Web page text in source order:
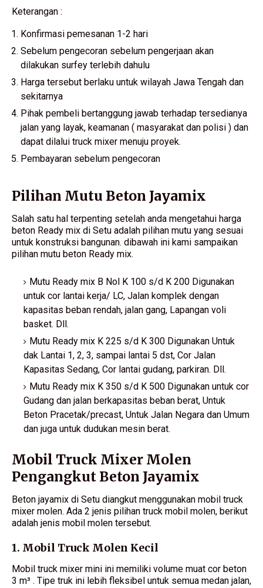
Keterangan :
Konfirmasi pemesanan 1-2 hari
Sebelum pengecoran sebelum pengerjaan akan
dilakukan surfey terlebih dahulu
Harga tersebut berlaku untuk wilayah Jawa Tengah dan
sekitarnya
Pihak pembeli bertanggung jawab terhadap tersedianya
jalan yang layak, keamanan ( masyarakat dan polisi ) dan
dapat dilalui truck mixer menuju proyek.
Pembayaran sebelum pengecoran
Pilihan Mutu Beton Jayamix
Salah satu hal terpenting setelah anda mengetahui harga
beton Ready mix di Setu adalah pilihan mutu yang sesuai
untuk konstruksi bangunan. dibawah ini kami sampaikan
pilihan mutu beton Ready mix.
Mutu Ready mix B Nol K 100 s/d K 200 Digunakan
untuk cor lantai kerja/ LC, Jalan komplek dengan
kapasitas beban rendah, jalan gang, Lapangan voli
basket. Dll.
Mutu Ready mix K 225 s/d K 300 Digunakan Untuk
dak Lantai 1, 2, 3, sampai lantai 5 dst, Cor Jalan
Kapasitas Sedang, Cor lantai gudang, parkiran. Dll.
Mutu Ready mix K 350 s/d K 500 Digunakan untuk cor
Gudang dan jalan berkapasitas beban berat, Untuk
Beton Pracetak/precast, Untuk Jalan Negara dan Umum
dan juga untuk dudukan mesin berat.
Mobil Truck Mixer Molen
Pengangkut Beton Jayamix
Beton jayamix di Setu diangkut menggunakan mobil truck
mixer molen. Ada 2 jenis pilihan truck mobil molen, berikut
adalah jenis mobil molen tersebut.
1. Mobil Truck Molen Kecil
Mobil truck mixer mini ini memiliki volume muat cor beton
3 m³ . Tipe truk ini lebih fleksibel untuk semua medan jalan,